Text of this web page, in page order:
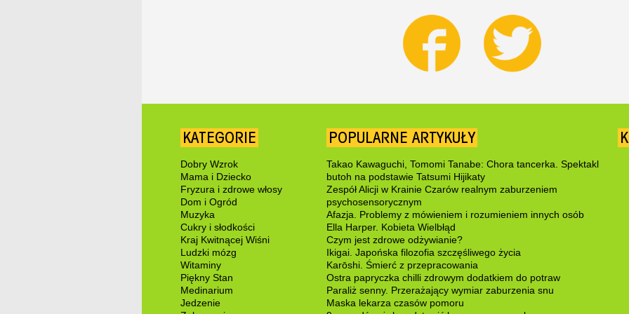
KATEGORIE
Dobry Wzrok
Mama i Dziecko
Fryzura i zdrowe włosy
Dom i Ogród
Muzyka
Cukry i słodkości
Kraj Kwitnącej Wiśni
Ludzki mózg
Witaminy
Piękny Stan
Medinarium
Jedzenie
POPULARNE ARTYKUŁY
Takao Kawaguchi, Tomomi Tanabe: Chora tancerka. Spektakl
butoh na podstawie Tatsumi Hijikaty
Zespół Alicji w Krainie Czarów realnym zaburzeniem
psychosensorycznym
Afazja. Problemy z mówieniem i rozumieniem innych osób
Ella Harper. Kobieta Wielbłąd
Czym jest zdrowe odżywianie?
Ikigai. Japońska filozofia szczęśliwego życia
Karōshi. Śmierć z przepracowania
Ostra papryczka chilli zdrowym dodatkiem do potraw
Paraliż senny. Przerażający wymiar zaburzenia snu
Maska lekarza czasów pomoru